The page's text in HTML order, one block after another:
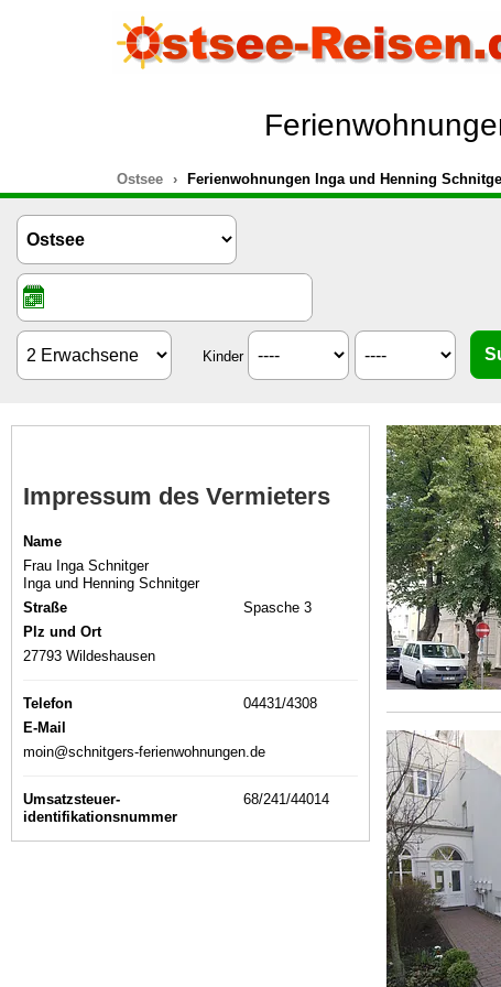
Ostsee Ferienwohnungen Inga und Henning
Kinder
Impressum des Vermieters
Name
Frau Inga Schnitger
Inga und Henning Schnitger
Straße
Spasche 3
Plz und Ort
27793 Wildeshausen
Telefon
04431/4308
E-Mail
moin@schnitgers-ferienwohnungen.de
Umsatzsteuer-
identifikationsnummer
68/241/44014